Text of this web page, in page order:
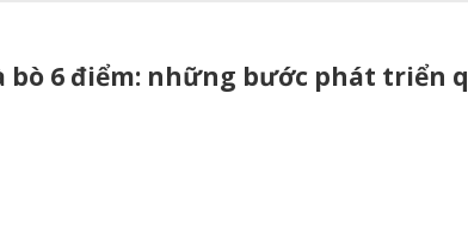
bò 6 điểm: những bước phát